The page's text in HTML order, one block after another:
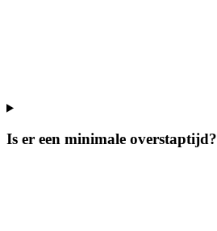
Is er een minimale overstaptijd?